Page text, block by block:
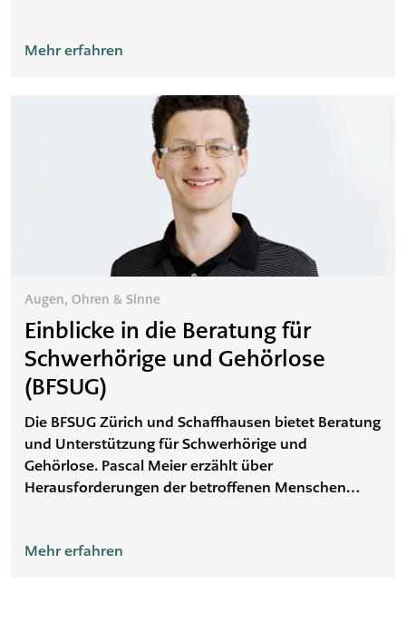
Mehr erfahren
Augen, Ohren & Sinne
Einblicke in die Beratung für
Schwerhörige und Gehörlose
(BFSUG)
Die BFSUG Zürich und Schaffhausen bietet Beratung
und Unterstützung für Schwerhörige und
Gehörlose. Pascal Meier erzählt über
Herausforderungen der betroffenen Menschen
Mehr erfahren